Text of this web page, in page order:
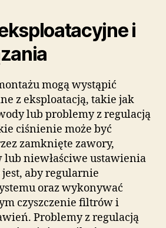
i
mogą wystąpić
z eksploatacją, takie jak
lub problemy z regulacją
ciśnienie może być
zamknięte zawory,
niewłaściwe ustawienia
aby regularnie
oraz wykonywać
czyszczenie filtrów i
Problemy z regulacją